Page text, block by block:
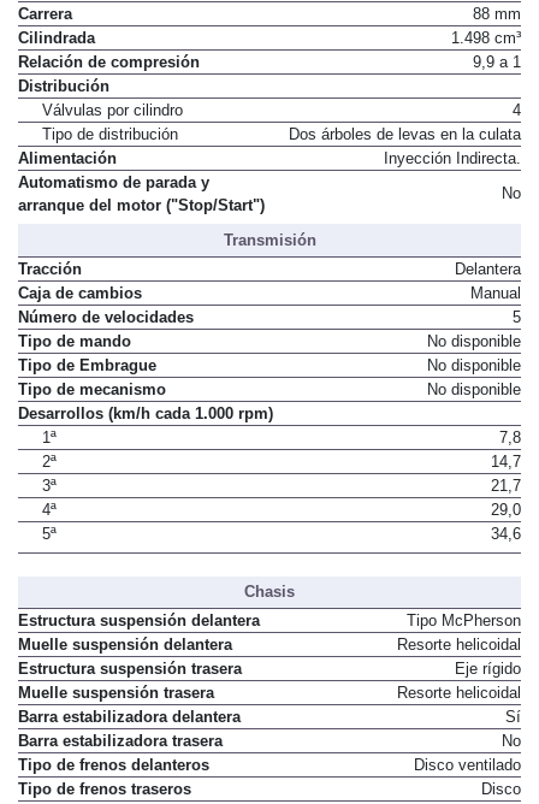
Carrera
88 mm
Cilindrada
1.498 cm³
Relación de compresión
9,9 a 1
Distribución
Válvulas por cilindro
4
Tipo de distribución
Dos árboles de levas en la culata
Alimentación
Inyección Indirecta.
Automatismo de parada y
arranque del motor ("Stop/Start")
No
Transmisión
Tracción
Delantera
Caja de cambios
Manual
Número de velocidades
5
Tipo de mando
No disponible
Tipo de Embrague
No disponible
Tipo de mecanismo
No disponible
Desarrollos (km/h cada 1.000 rpm)
1ª
7,8
2ª
14,7
3ª
21,7
4ª
29,0
5ª
34,6
Chasis
Estructura suspensión delantera
Tipo McPherson
Muelle suspensión delantera
Resorte helicoidal
Estructura suspensión trasera
Eje rígido
Muelle suspensión trasera
Resorte helicoidal
Barra estabilizadora delantera
Sí
Barra estabilizadora trasera
No
Tipo de frenos delanteros
Disco ventilado
Tipo de frenos traseros
Disco